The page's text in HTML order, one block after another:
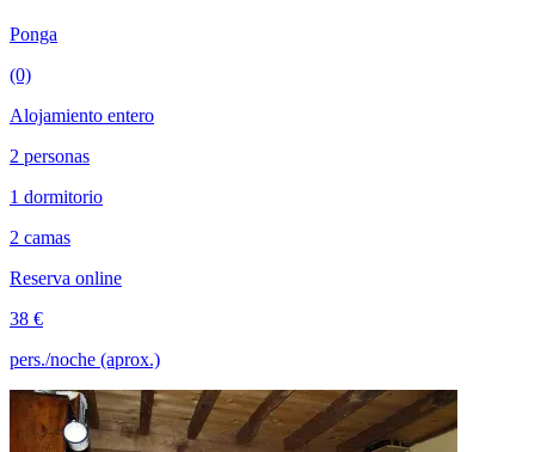
Ponga
(0)
Alojamiento entero
2 personas
1 dormitorio
2 camas
Reserva online
38 €
pers./noche (aprox.)